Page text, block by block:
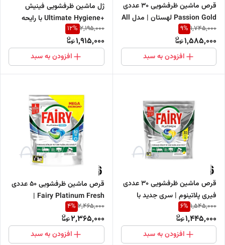
قرص ماشین ظرفشویی 30 عددی
Passion Gold لهستان | مدل All
in One SmartWash
1,745,000
9%
1,585,000
افزودن به سبد
ژل ماشین ظرفشویی فینیش
+Ultimate Hygiene با رایحه
لیمو | مناسب 50 بار شستشو
2,195,000
12%
1,915,000
افزودن به سبد
قرص ماشین ظرفشویی 30 عددی
فیری پلاتینوم | سری جدید با
رایحه مرکباتی و لیمویی
1,545,000
6%
1,445,000
افزودن به سبد
قرص ماشین ظرفشویی 50 عددی
Fairy Platinum Fresh |
شستشوی قدرتمند و درخشندگی
2,465,000
4%
2,365,000
افزودن به سبد